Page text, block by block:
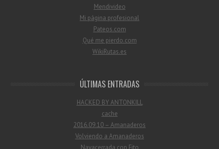
Mendivideo
Mi página profesional
Pateos.com
Qué me pierdo.com
WikiRutas.es
ÚLTIMAS ENTRADAS
HACKED BY ANTONKILL
cache
2016.09.10 – Amanaderos
Volviendo a Amanaderos
Navacerrada con Fito